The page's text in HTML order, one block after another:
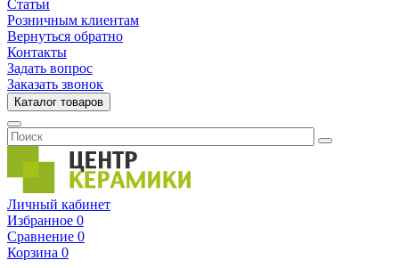
Статьи
Розничным клиентам
Вернуться обратно
Контакты
Задать вопрос
Заказать звонок
Каталог товаров
Личный кабинет
Избранное 0
Сравнение 0
Корзина 0